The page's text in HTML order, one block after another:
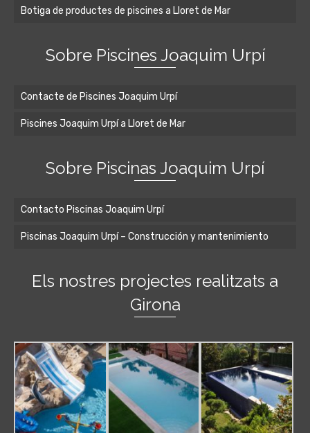
Botiga de productes de piscines a Lloret de Mar
Sobre Piscines Joaquim Urpí
Contacte de Piscines Joaquim Urpí
Piscines Joaquim Urpí a Lloret de Mar
Sobre Piscinas Joaquim Urpí
Contacto Piscinas Joaquim Urpí
Piscinas Joaquim Urpí – Construcción y mantenimiento
Els nostres projectes realitzats a
Girona